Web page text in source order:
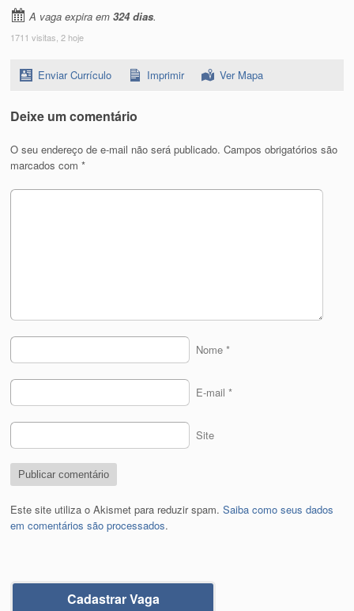
A vaga expira em324 dias.
1711 visitas, 2 hoje
Enviar Currículo Imprimir Ver Mapa
Deixe um comentário
O seu endereço de e-mail não será publicado. Campos obrigatórios são
marcados com*
Nome *
E-mail *
Site
Este site utiliza o Akismet para reduzir spam.Saiba como seus dados
em comentários são processados.
Cadastrar Vaga